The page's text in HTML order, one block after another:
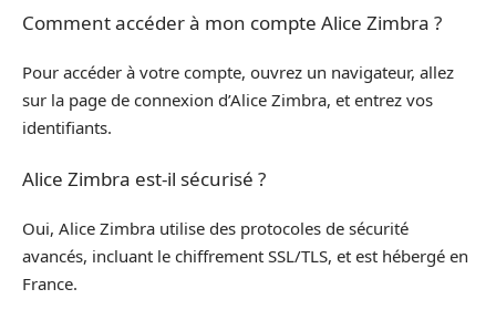
Comment accéder à mon compte Alice Zimbra ?
Pour accéder à votre compte, ouvrez un navigateur, allez
sur la page de connexion d’Alice Zimbra, et entrez vos
identifiants.
Alice Zimbra est-il sécurisé ?
Oui, Alice Zimbra utilise des protocoles de sécurité
avancés, incluant le chiffrement SSL/TLS, et est hébergé en
France.